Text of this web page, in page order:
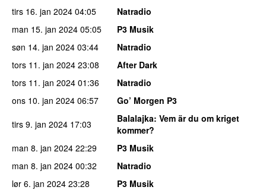
tirs 16. jan 2024 04:05
Natradio
man 15. jan 2024 05:05
P3 Musik
søn 14. jan 2024 03:44
Natradio
tors 11. jan 2024 23:08
After Dark
tors 11. jan 2024 01:36
Natradio
ons 10. jan 2024 06:57
Go’ Morgen P3
tirs 9. jan 2024 17:03 Balalajka: Vem är du om kriget
kommer?
man 8. jan 2024 22:29
P3 Musik
man 8. jan 2024 00:32
Natradio
lør 6. jan 2024 23:28
P3 Musik